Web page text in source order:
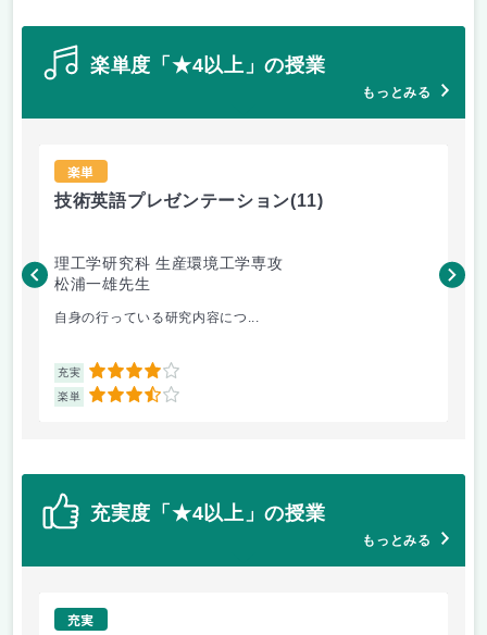
楽単度「★4以上」の授業
もっとみる
楽単
技術英語プレゼンテーション(11)
理工学研究科 生産環境工学専攻
松浦一雄先生
自身の行っている研究内容につ...
充実 4
楽単 3.5
黄
充実度「★4以上」の授業
もっとみる
充実